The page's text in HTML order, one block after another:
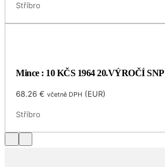
Stříbro
Mince : 10 KČS 1964 20.VÝROČÍ SNP
68.26€ včetně DPH (EUR)
Stříbro